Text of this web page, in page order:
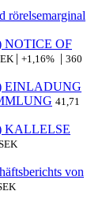
rörelsemarginal
NOTICE OF
| +1,16% | 360
EINLADUNG
41,71
KALLELSE
von